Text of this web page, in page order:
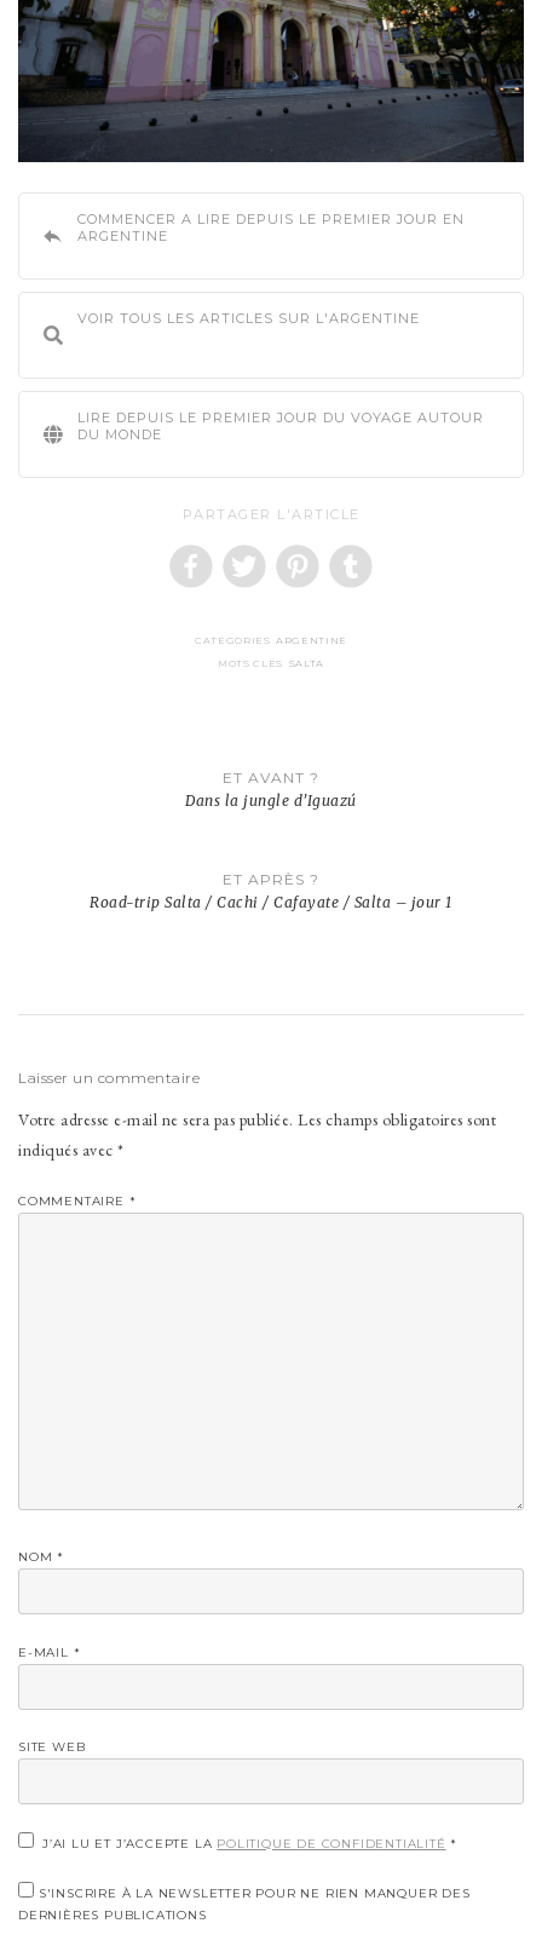
COMMENCER A LIRE DEPUIS LE PREMIER JOUR EN
ARGENTINE
VOIR TOUS LES ARTICLES SUR L'ARGENTINE
LIRE DEPUIS LE PREMIER JOUR DU VOYAGE AUTOUR
DU MONDE
PARTAGER L'ARTICLE
CATÉGORIES ARGENTINE
MOTS CLÉS SALTA
ET AVANT ?
Dans la jungle d’Iguazú
ET APRÈS ?
Road-trip Salta / Cachi / Cafayate / Salta – jour 1
Laisser un commentaire
Votre adresse e-mail ne sera pas publiée. Les champs obligatoires sont
indiqués avec *
COMMENTAIRE *
NOM *
E-MAIL *
SITE WEB
J’AI LU ET J’ACCEPTE LA POLITIQUE DE CONFIDENTIALITÉ *
S'INSCRIRE À LA NEWSLETTER POUR NE RIEN MANQUER DES
DERNIÈRES PUBLICATIONS